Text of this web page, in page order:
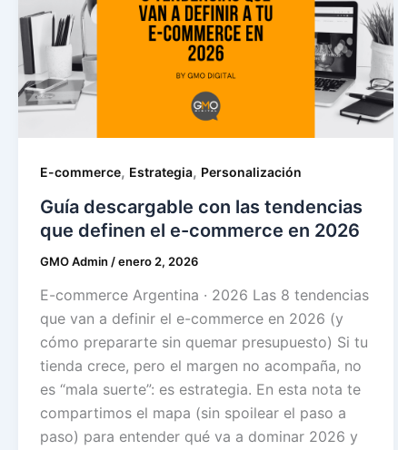
E-commerce, Estrategia, Personalización
Guía descargable con las tendencias
que definen el e-commerce en 2026
GMO Admin /enero 2, 2026
E-commerce Argentina · 2026 Las 8 tendencias
que van a definir el e-commerce en 2026 (y
cómo prepararte sin quemar presupuesto) Si tu
tienda crece, pero el margen no acompaña, no
es “mala suerte”: es estrategia. En esta nota te
compartimos el mapa (sin spoilear el paso a
paso) para entender qué va a dominar 2026 y